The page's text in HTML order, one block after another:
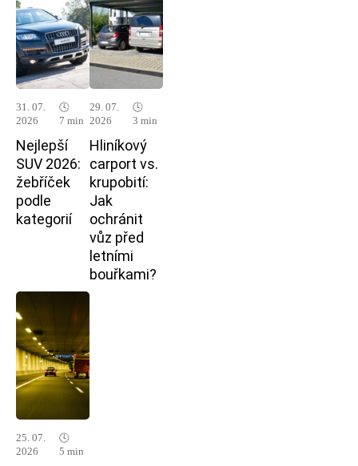
31. 07.
2026
🕓
7 min
Nejlepší
SUV 2026:
žebříček
podle
kategorií
29. 07.
2026
🕓
3 min
Hliníkový
carport vs.
krupobití:
Jak
ochránit
vůz před
letními
bouřkami?
25. 07.
2026
🕓
5 min